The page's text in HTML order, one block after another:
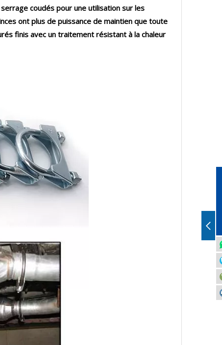
coudés pour une utilisation sur les
ont plus de puissance de maintien que toute
finis avec un traitement résistant à la chaleur